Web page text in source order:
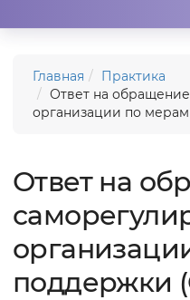
Главная
Практика
Ответ на
организации по
Ответ на
поддержки